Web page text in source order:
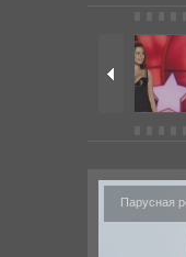
Парусная